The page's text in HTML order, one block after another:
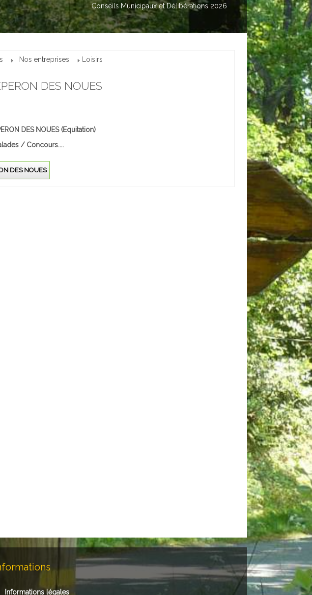
Conseils Municipaux et Délibérations 2026
Nos entreprises Loisirs
DES NOUES
DES NOUES(Equitation)
/ Concours....
DES NOUES
Informations légales